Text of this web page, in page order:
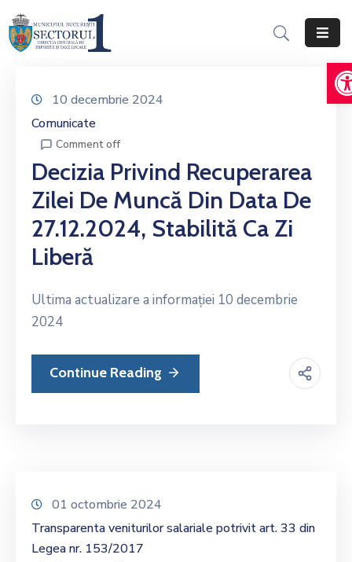
Informații
Generale
Servicii
Online
Persoane
Fizice
Persoane
Impozite,
Amenzi
10 decembrie 2024
Comunicate
Comment off
Decizia Privind Recuperarea
Zilei De Muncă Din Data De
27.12.2024, Stabilită Ca Zi
Liberă
Ultima actualizare a informației 10 decembrie
2024
Continue Reading
01 octombrie 2024
Transparenta veniturilor salariale potrivit art. 33 din
Legea nr. 153/2017